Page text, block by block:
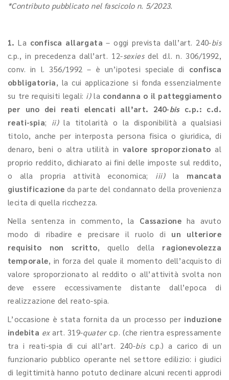
*Contributo pubblicato nel fascicolo n. 5/2023.
1. La confisca allargata – oggi prevista dall’art. 240-bis
c.p., in precedenza dall’art. 12-sexiesdel d.l. n. 306/1992,
conv. in l. 356/1992 – è un’ipotesi speciale di confisca
obbligatoria, la cui applicazione si fonda essenzialmente
su tre requisiti legali: i)la condanna o il patteggiamento
per uno dei reati elencati all’art. 240-bisc.p.: c.d.
reati-spia; ii)la titolarità o la disponibilità a qualsiasi
titolo, anche per interposta persona fisica o giuridica, di
denaro, beni o altra utilità in valore sproporzionato al
proprio reddito, dichiarato ai fini delle imposte sul reddito,
o alla propria attività economica; iii)la mancata
giustificazione da parte del condannato della provenienza
lecita di quella ricchezza.
Nella sentenza in commento, la Cassazioneha avuto
modo di
ribadire e precisare il ruolo di un ulteriore
requisito non scritto, quello della ragionevolezza
temporale, in forza del quale il momento dell’acquisto di
valore sproporzionato al reddito o all’attività svolta non
deve essere eccessivamente distante dall’epoca di
realizzazione del reato-spia.
L’occasione è stata fornita da un processo per induzione
indebita exart. 319-quaterc.p. (che rientra espressamente
tra i reati-spia di cui all’art. 240-bisc.p.) a carico di un
funzionario pubblico operante nel settore edilizio: i giudici
di legittimità hanno potuto declinare alcuni recenti approdi